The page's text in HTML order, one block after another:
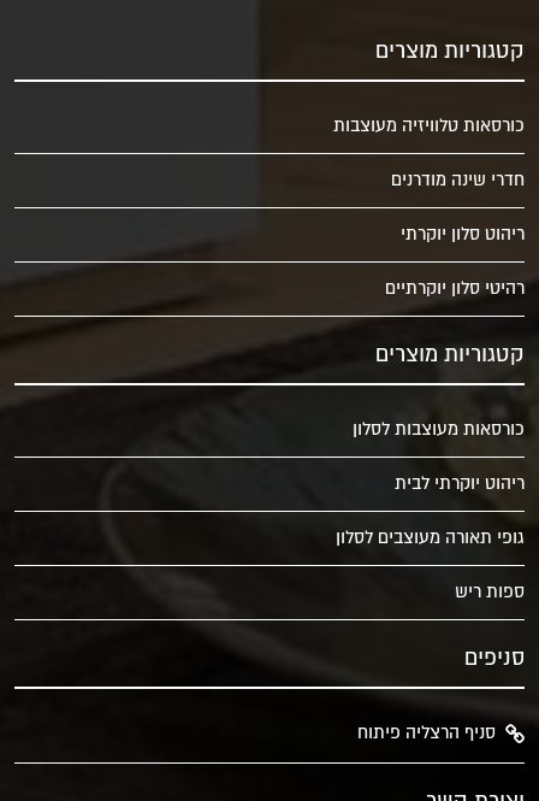
קטגוריות מוצרים
כורסאות טלוויזיה מעוצבות
חדרי שינה מודרנים
ריהוט סלון יוקרתי
רהיטי סלון יוקרתיים
קטגוריות מוצרים
כורסאות מעוצבות לסלון
ריהוט יוקרתי לבית
גופי תאורה מעוצבים לסלון
ספות ריש
סניפים
סניף הרצליה פיתוח